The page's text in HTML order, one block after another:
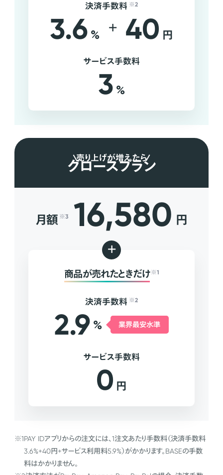
決済手数料 ※2
3.6 % + 40 円
サービス手数料
3 %
売り上げが増えたら
グロースプラン
月額 ※3 16,580 円
+
商品が売れたときだけ ※1
決済手数料 ※2
2.9 % 業界最安水準
サービス手数料
0 円
※1PAY IDアプリからの注文には、1注文あたり手数料（決済手数料
3.6%+40円+サービス利用料5.9%）がかかります。BASEの手数
料はかかりません。